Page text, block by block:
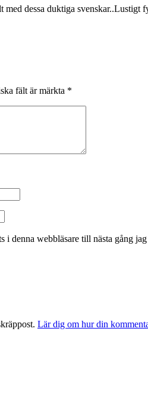
dessa duktiga svenskar..Lustigt
fält är märkta *
i denna webbläsare till nästa gång
Lär dig om hur din